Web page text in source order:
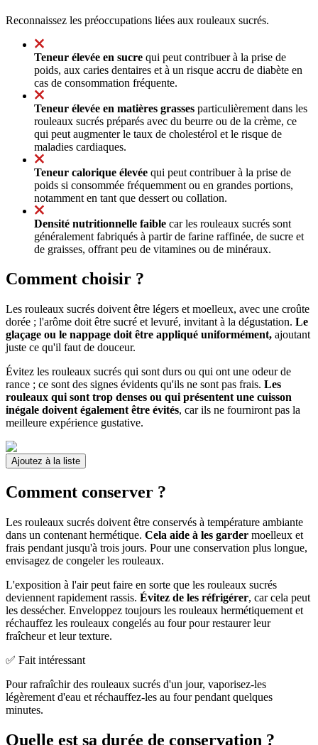
Reconnaissez les préoccupations liées aux rouleaux sucrés.
Teneur élevée en sucre qui peut contribuer à la prise de
poids, aux caries dentaires et à un risque accru de diabète en
cas de consommation fréquente.
Teneur élevée en matières grasses particulièrement dans les
rouleaux sucrés préparés avec du beurre ou de la crème, ce
qui peut augmenter le taux de cholestérol et le risque de
maladies cardiaques.
Teneur calorique élevée qui peut contribuer à la prise de
poids si consommée fréquemment ou en grandes portions,
notamment en tant que dessert ou collation.
Densité nutritionnelle faible car les rouleaux sucrés sont
généralement fabriqués à partir de farine raffinée, de sucre et
de graisses, offrant peu de vitamines ou de minéraux.
Comment choisir ?
Les rouleaux sucrés doivent être légers et moelleux, avec une croûte
dorée ; l'arôme doit être sucré et levuré, invitant à la dégustation. Le
glaçage ou le nappage doit être appliqué uniformément, ajoutant
juste ce qu'il faut de douceur.
Évitez les rouleaux sucrés qui sont durs ou qui ont une odeur de
rance ; ce sont des signes évidents qu'ils ne sont pas frais. Les
rouleaux qui sont trop denses ou qui présentent une cuisson
inégale doivent également être évités, car ils ne fourniront pas la
meilleure expérience gustative.
Ajoutez à la liste
Comment conserver ?
Les rouleaux sucrés doivent être conservés à température ambiante
dans un contenant hermétique. Cela aide à les garder moelleux et
frais pendant jusqu'à trois jours. Pour une conservation plus longue,
envisagez de congeler les rouleaux.
L'exposition à l'air peut faire en sorte que les rouleaux sucrés
deviennent rapidement rassis. Évitez de les réfrigérer, car cela peut
les dessécher. Enveloppez toujours les rouleaux hermétiquement et
réchauffez les rouleaux congelés au four pour restaurer leur
fraîcheur et leur texture.
✅ Fait intéressant
Pour rafraîchir des rouleaux sucrés d'un jour, vaporisez-les
légèrement d'eau et réchauffez-les au four pendant quelques
minutes.
Quelle est sa durée de conservation ?